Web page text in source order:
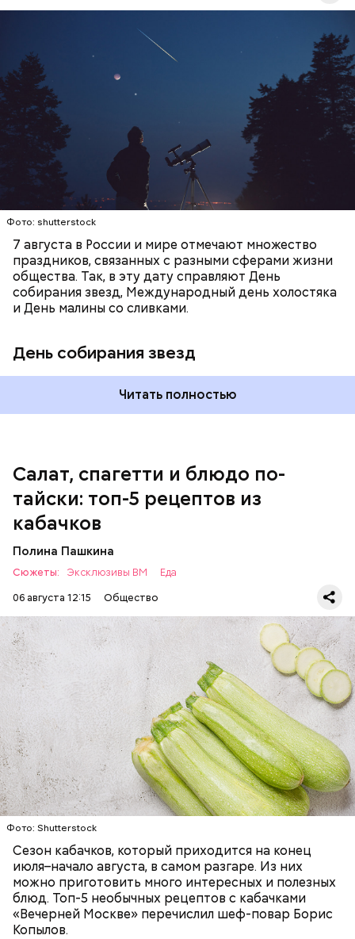
Фото: shutterstock
7 августа в России и мире отмечают множество
праздников, связанных с разными сферами жизни
общества. Так, в эту дату справляют День
собирания звезд, Международный день холостяка
и День малины со сливками.
День собирания звезд
День собирания звезд учрежден в честь
метеорного потока Персеиды, который ежегодно
можно наблюдать в августе. Все любители
смотреть на звездопад 7 августа выезжают за
город — в местность, где нет светового
загрязнения и где можно невооруженным глазом
наблюдать за падающими звездами.
Читать полностью
ЕДА ПРАЗДНИКИ
СЛАДОСТИ
Салат, спагетти и блюдо по-
тайски: топ-5 рецептов из
кабачков
Полина Пашкина
Сюжеты: Эксклюзивы ВМ
Еда
06 августа 12:15
Общество
Фото: Shutterstock
Сезон кабачков, который приходится на конец
июля–начало августа, в самом разгаре. Из них
можно приготовить много интересных и полезных
блюд. Топ-5 необычных рецептов с кабачками
«Вечерней Москве» перечислил шеф-повар Борис
Копылов.
Ингредиенты:
чеснок;
— Кабачки, порезанные кубиками, нужно легко
обжарить на сковороде. К ним добавляются зелень
петрушки, чеснок, соль и оливковое масло.
Получается очень вкусно, — поделился рецептом
Копылов.
ЕДА ОВОЩИ РЕЦЕПТЫ